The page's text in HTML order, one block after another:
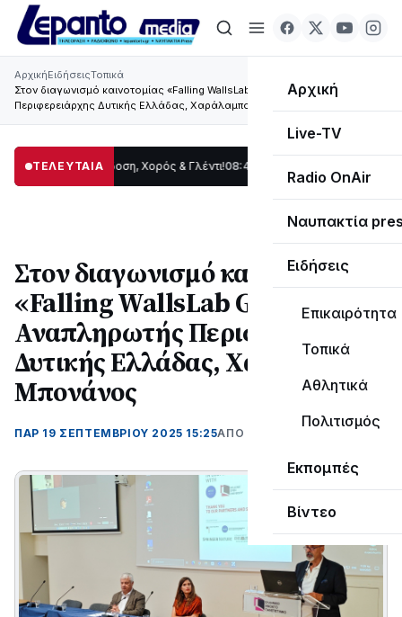
Αρχική
Live-TV
Radio OnAir
Ναυπακτία
Ειδήσεις
Επικαιρότητα
Τοπικά
Αθλητικά
Πολιτισμός
Εκπομπές
Βίντεο
ΑρχικήΕιδήσειςΤοπικά
Στον διαγωνισμό καινοτομίας «Falling WallsLab Greece», ο Αναπληρωτής
Περιφερειάρχης Δυτικής Ελλάδας, Χαράλαμπος Μπονάνος
ΤΕΛΕΥΤΑΙΑ
Παράδοση, Χορός & Γλέντι!08:41 ΤΟ ΠΑΡΤΥ ΣΥΝΕΧΙΖΕΤΑΙ…
Στον διαγωνισμό καινοτομίας
«Falling WallsLab Greece», ο
Αναπληρωτής Περιφερειάρχης
Δυτικής Ελλάδας, Χαράλαμπος
Μπονάνος
ΠΑΡ 19 ΣΕΠΤΕΜΒΡΊΟΥ 2025 15:25ΑΠΌ ΜΑΝΤΩ ΚΑΠΕΝΤΖΩΝΗ